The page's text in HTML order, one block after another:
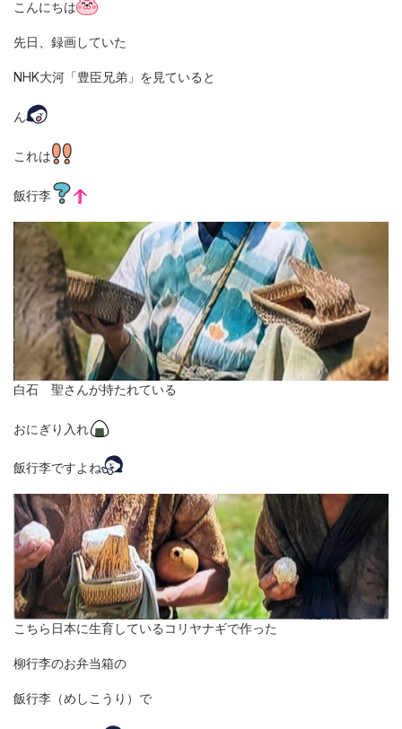
こんにちは
先日、録画していた
NHK大河「豊臣兄弟」を見ていると
ん
これは
飯行李
白石 聖さんが持たれている
おにぎり入れ
飯行李ですよね
こちら日本に生育しているコリヤナギで作った
柳行李のお弁当箱の
飯行李（めしこうり）で